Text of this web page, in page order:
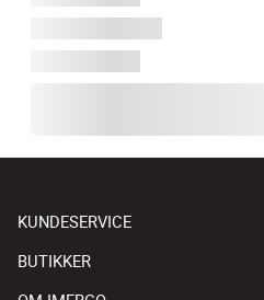
KUNDESERVICE
BUTIKKER